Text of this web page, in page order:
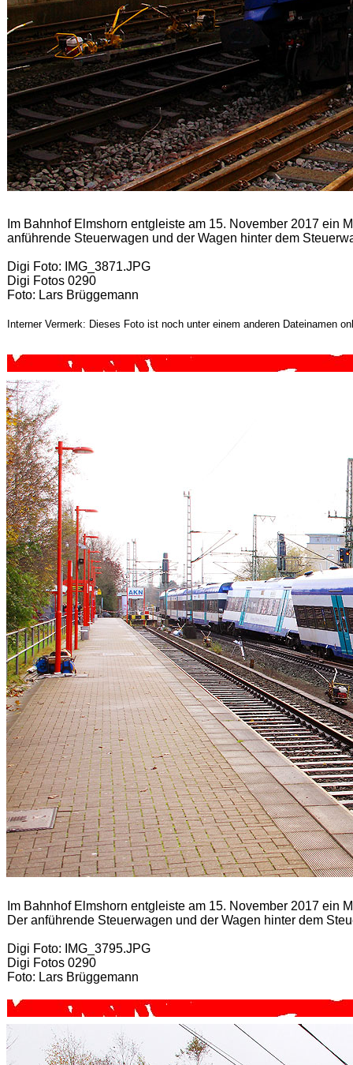
Im Bahnhof Elmshorn entgleiste am 15. November 2017 ein
anführende Steuerwagen und der Wagen hinter dem
Digi Foto: IMG_3871.JPG
Digi Fotos 0290
Foto: Lars Brüggemann
Interner Vermerk: Dieses Foto ist noch unter einem anderen Dateinamen
Im Bahnhof Elmshorn entgleiste am 15. November 2017 ein
Der anführende Steuerwagen und der Wagen hinter dem
Digi Foto: IMG_3795.JPG
Digi Fotos 0290
Foto: Lars Brüggemann